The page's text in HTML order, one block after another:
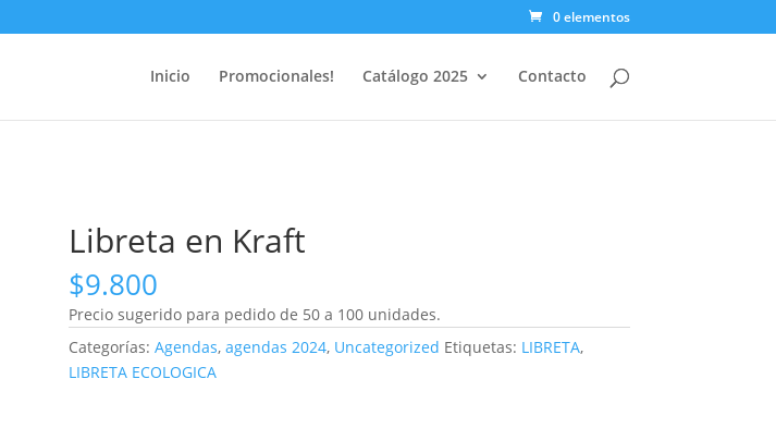
0 elementos
Inicio Promocionales! Catálogo 2025 Contacto
Libreta en Kraft
$9.800
Precio sugerido para pedido de 50 a 100 unidades.
Categorías: Agendas, agendas 2024, Uncategorized Etiquetas: LIBRETA,
LIBRETA ECOLOGICA